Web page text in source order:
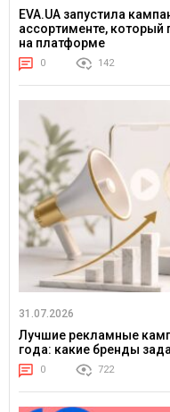
EVA.UA запустила
ассортименте, который
на платформе
0 142
31.07.2026
Лучшие рекламные
года: какие бренды
0 722